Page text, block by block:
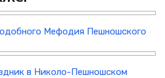
Мефодия Пешношского
в Николо-Пешношском